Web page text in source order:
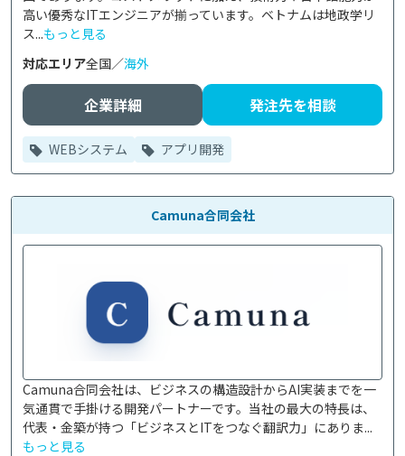
高い優秀なITエンジニアが揃っています。ベトナムは地政学リ
ス...もっと見る
対応エリア全国／海外
企業詳細 発注先を相談
WEBシステム アプリ開発
Camuna合同会社
Camuna合同会社は、ビジネスの構造設計からAI実装までを一
気通貫で手掛ける開発パートナーです。当社の最大の特長は、
代表・金築が持つ「ビジネスとITをつなぐ翻訳力」にありま...
もっと見る